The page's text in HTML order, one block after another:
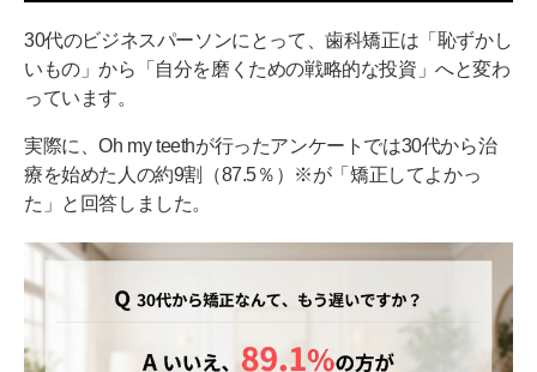
メリット（2）将来の歯の健康を維持できる
メリット（3）明るい表情で自信がつく
デメリット（1）装置の違和感や痛みがある
デメリット（3）治療費が高額になりやすい
周囲にバレない歯科矯正の選び方
方法（1）透明で目立たないマウスピース
30代のビジネスパーソンにとって、歯科矯正は「恥ずかし
いもの」から「自分を磨くための戦略的な投資」へと変わ
っています。
実際に、Oh my teethが行ったアンケートでは30代から治
療を始めた人の約9割（87.5％）※が「矯正してよかっ
た」と回答しました。